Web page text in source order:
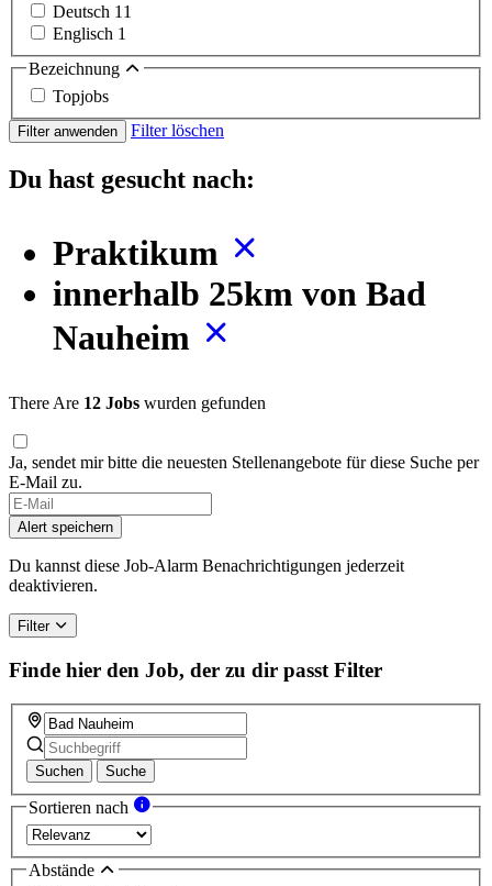
Deutsch 11
Englisch 1
Bezeichnung
Topjobs
Filter anwenden Filter löschen
Du hast gesucht nach:
Praktikum
innerhalb 25km von Bad
Nauheim
There Are 12 Jobs wurden gefunden
Ja, sendet mir bitte die neuesten Stellenangebote für diese Suche per
E-Mail zu.
Alert speichern
Du kannst diese Job-Alarm Benachrichtigungen jederzeit
deaktivieren.
Filter
Finde hier den Job, der zu dir passt Filter
Suchen Suche
Sortieren nach
Abstände